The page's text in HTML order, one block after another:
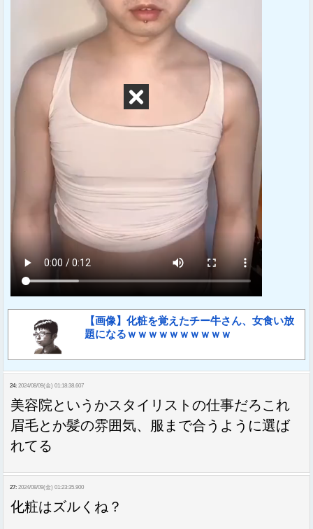
【画像】化粧を覚えたチー牛さん、女食い放
題になるｗｗｗｗｗｗｗｗｗｗ
24: 2024/08/09(金) 01:18:38.607
美容院というかスタイリストの仕事だろこれ
眉毛とか髪の雰囲気、服まで合うように選ば
れてる
27: 2024/08/09(金) 01:23:35.900
化粧はズルくね？